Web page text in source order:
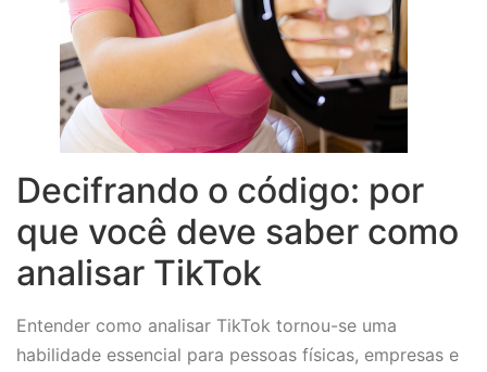
Decifrando o código: por
que você deve saber como
analisar TikTok
Entender como analisar TikTok tornou-se uma
habilidade essencial para pessoas físicas, empresas e